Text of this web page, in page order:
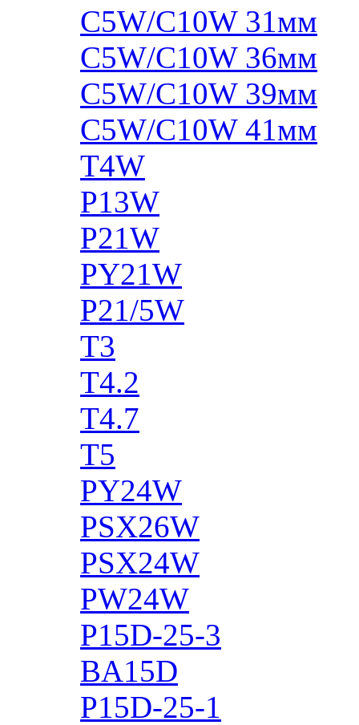
C5W/C10W 31мм
C5W/C10W 36мм
C5W/C10W 39мм
C5W/C10W 41мм
T4W
P13W
P21W
PY21W
P21/5W
T3
T4.2
T4.7
T5
PY24W
PSX26W
PSX24W
PW24W
P15D-25-3
BA15D
P15D-25-1